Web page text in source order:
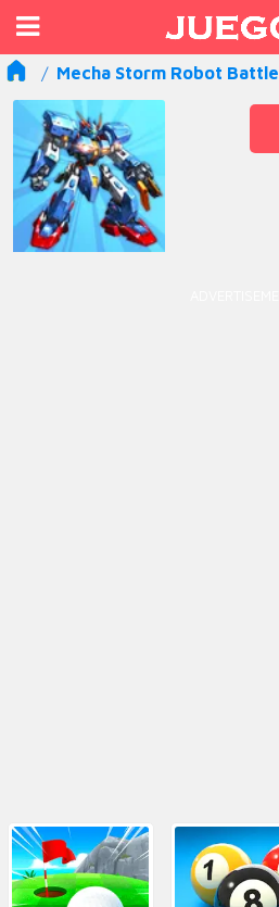
Mecha Storm Robot Battle